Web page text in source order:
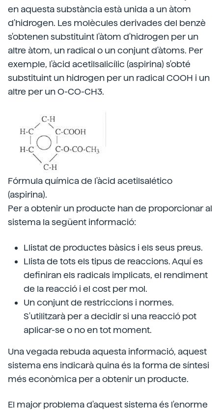
en aquesta substància està unida a un àtom
d'hidrogen. Les molècules derivades del benzè
s'obtenen substituint l'àtom d'hidrogen per un
altre àtom, un radical o un conjunt d'àtoms. Per
exemple, l'àcid acetilsalicílic (aspirina) s'obté
substituint un hidrogen per un radical COOH i un
altre per un O-CO-CH3.
Fórmula química de l'àcid acetilsalético
(aspirina).
Per a obtenir un producte han de proporcionar al
sistema la següent informació:
Llistat de productes bàsics i els seus preus.
Llista de tots els tipus de reaccions. Aquí es
definiran els radicals implicats, el rendiment
de la reacció i el cost per mol.
Un conjunt de restriccions i normes.
S'utilitzarà per a decidir si una reacció pot
aplicar-se o no en tot moment.
Una vegada rebuda aquesta informació, aquest
sistema ens indicarà quina és la forma de síntesi
més econòmica per a obtenir un producte.
El major problema d'aquest sistema és l'enorme